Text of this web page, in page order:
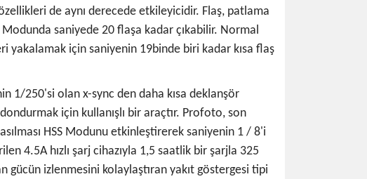
de aynı derecede etkileyicidir. Flaş, patlama
saniyede 20 flaşa kadar çıkabilir. Normal
yakalamak için saniyenin 19binde biri kadar kısa flaş
1/250'si olan x-sync den daha kısa deklanşör
için kullanışlı bir araçtır. Profoto, son
HSS Modunu etkinleştirerek saniyenin 1 / 8'i
4.5A hızlı şarj cihazıyla 1,5 saatlik bir şarjla 325
izlenmesini kolaylaştıran yakıt göstergesi tipi